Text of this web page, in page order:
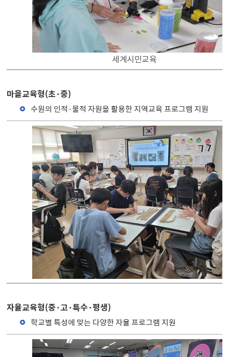
세계시민교육
마을교육형(초·중)
수원의 인적·물적 자원을 활용한 지역교육 프로그램 지원
자율교육형(중·고·특수·평생)
학교별 특성에 맞는 다양한 자율 프로그램 지원